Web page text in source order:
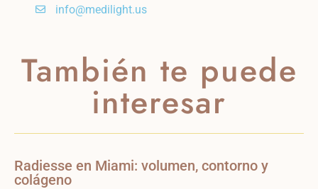
info@medilight.us
También te puede
interesar
Radiesse en Miami: volumen, contorno y
colágeno